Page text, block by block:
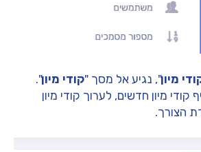
מיון", נגיע אל מסך "קודי מיון".
מיון חדשים, לערוך קודי מיון
הצורך.